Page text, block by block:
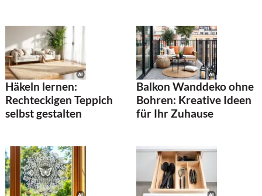
Häkeln lernen:
Rechteckigen Teppich
selbst gestalten
Balkon Wanddeko ohne
Bohren: Kreative Ideen
für Ihr Zuhause